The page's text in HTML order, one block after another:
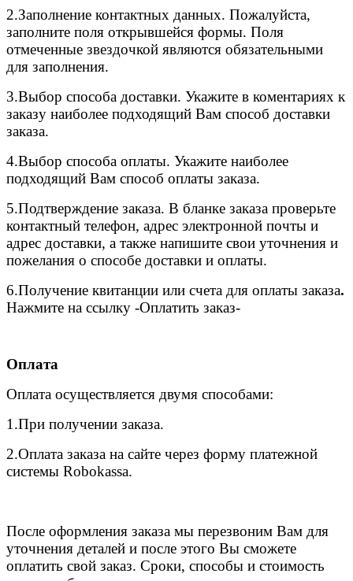
2.Заполнение контактных данных. Пожалуйста,
заполните поля открывшейся формы. Поля
отмеченные звездочкой являются обязательными
для заполнения.
3.Выбор способа доставки. Укажите в коментариях к
заказу наиболее подходящий Вам способ доставки
заказа.
4.Выбор способа оплаты. Укажите наиболее
подходящий Вам способ оплаты заказа.
5.Подтверждение заказа. В бланке заказа проверьте
контактный телефон, адрес электронной почты и
адрес доставки, а также напишите свои уточнения и
пожелания о способе доставки и оплаты.
6.Получение квитанции или счета для оплаты заказа.
Нажмите на ссылку -Оплатить заказ-
Оплата
Оплата осуществляется двумя способами:
1.При получении заказа.
2.Оплата заказа на сайте через форму платежной
системы Robokassa.
После оформления заказа мы перезвоним Вам для
уточнения деталей и после этого Вы сможете
оплатить свой заказ. Сроки, способы и стоимость